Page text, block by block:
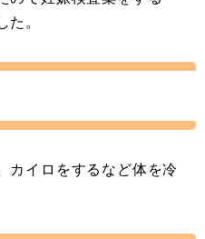
。
カイロをするなど体を冷